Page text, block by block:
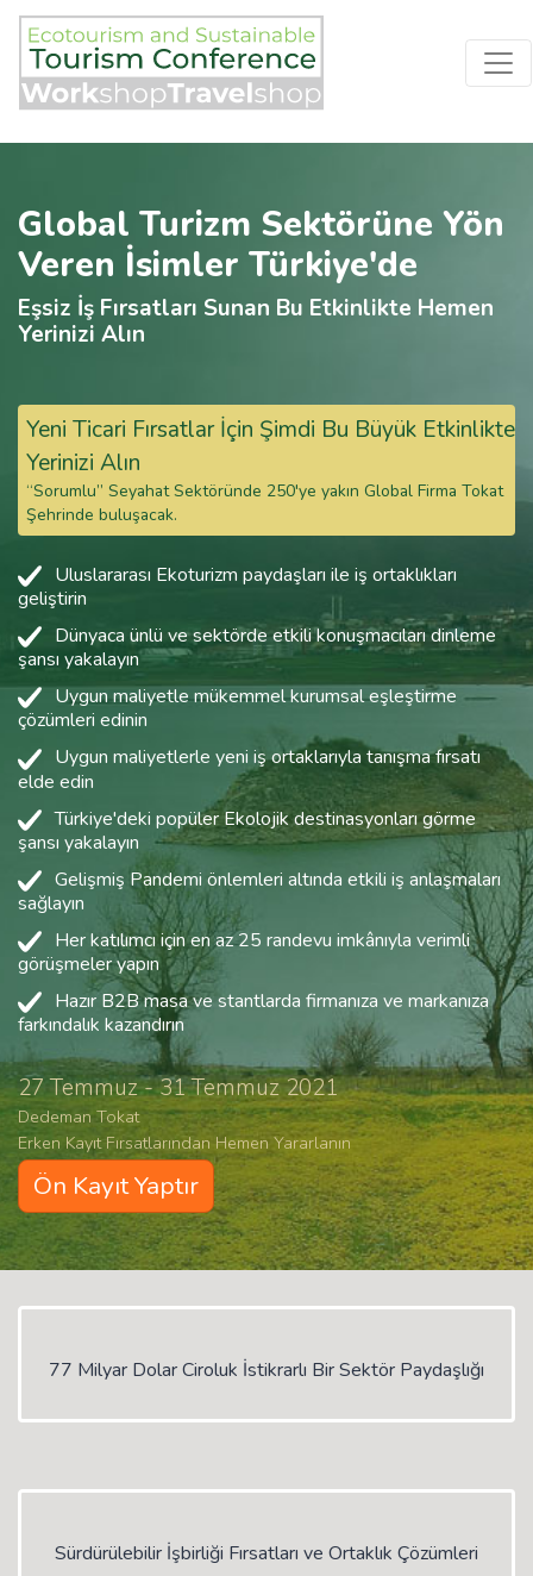
Global Turizm Sektörüne Yön
Veren İsimler Türkiye'de
Eşsiz İş Fırsatları Sunan Bu Etkinlikte Hemen
Yerinizi Alın
Yeni Ticari Fırsatlar İçin Şimdi Bu Büyük Etkinlikte
Yerinizi Alın
“Sorumlu” Seyahat Sektöründe 250'ye yakın Global Firma Tokat
Şehrinde buluşacak.
Uluslararası Ekoturizm paydaşları ile iş ortaklıkları
geliştirin
Dünyaca ünlü ve sektörde etkili konuşmacıları dinleme
şansı yakalayın
Uygun maliyetle mükemmel kurumsal eşleştirme
çözümleri edinin
Uygun maliyetlerle yeni iş ortaklarıyla tanışma fırsatı
elde edin
Türkiye'deki popüler Ekolojik destinasyonları görme
şansı yakalayın
Gelişmiş Pandemi önlemleri altında etkili iş anlaşmaları
sağlayın
Her katılımcı için en az 25 randevu imkânıyla verimli
görüşmeler yapın
Hazır B2B masa ve stantlarda firmanıza ve markanıza
farkındalık kazandırın
27 Temmuz - 31 Temmuz 2021
Dedeman Tokat
Erken Kayıt Fırsatlarından Hemen Yararlanın
Ön Kayıt Yaptır
77 Milyar Dolar Ciroluk İstikrarlı Bir Sektör Paydaşlığı
Sürdürülebilir İşbirliği Fırsatları ve Ortaklık Çözümleri